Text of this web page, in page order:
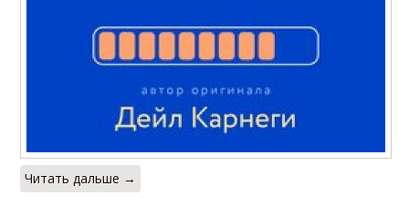
Читать дальше →